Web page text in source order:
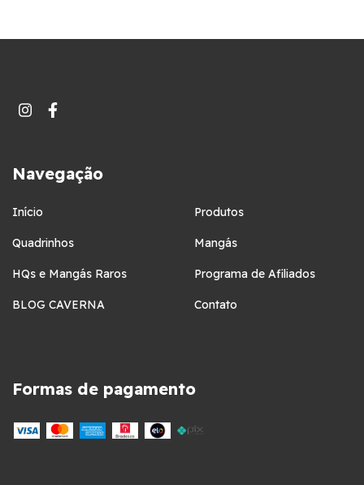
Navegação
Início Produtos
Quadrinhos Mangás
HQs e Mangás Raros Programa de Afiliados
BLOG CAVERNA Contato
Formas de pagamento